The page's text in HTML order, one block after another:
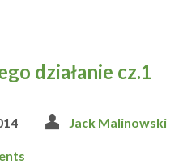
działanie cz.1
Jack Malinowski